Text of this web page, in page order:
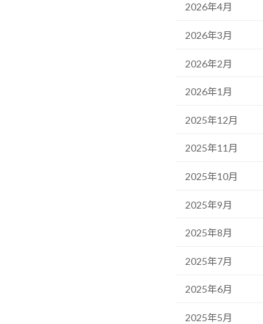
2026年4月
2026年3月
2026年2月
2026年1月
2025年12月
2025年11月
2025年10月
2025年9月
2025年8月
2025年7月
2025年6月
2025年5月